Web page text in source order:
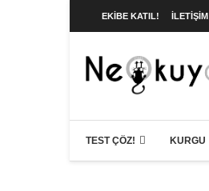
EKIBE KATIL! İLETIŞIM
TEST ÇÖZ! KURGU